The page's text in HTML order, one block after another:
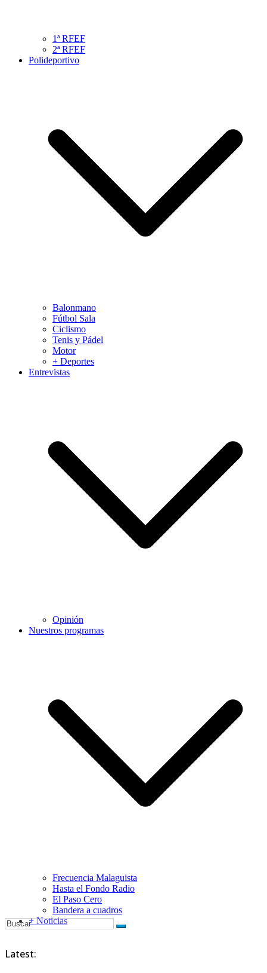
1ª RFEF
2ª RFEF
Polideportivo
Balonmano
Fútbol Sala
Ciclismo
Tenis y Pádel
Motor
+ Deportes
Entrevistas
Opinión
Nuestros programas
Frecuencia Malaguista
Hasta el Fondo Radio
El Paso Cero
Bandera a cuadros
+ Noticias
Latest: